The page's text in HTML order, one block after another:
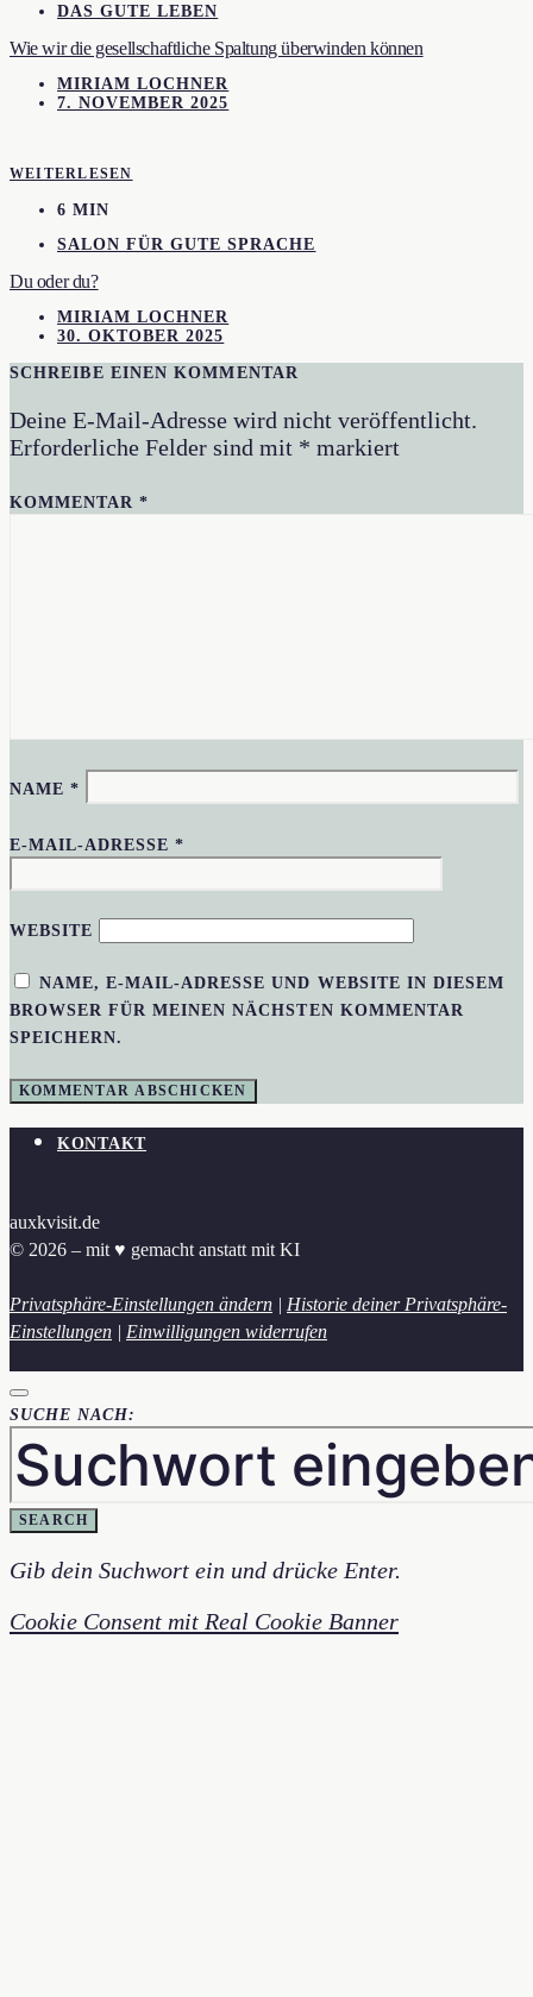
DAS GUTE LEBEN
Wie wir die gesellschaftliche Spaltung überwinden können
MIRIAM LOCHNER
7. NOVEMBER 2025
WEITERLESEN
6 MIN
SALON FÜR GUTE SPRACHE
Du oder du?
MIRIAM LOCHNER
30. OKTOBER 2025
SCHREIBE EINEN KOMMENTAR
Deine E-Mail-Adresse wird nicht veröffentlicht.
Erforderliche Felder sind mit * markiert
KOMMENTAR*
NAME*
E-MAIL-ADRESSE*
WEBSITE
NAME, E-MAIL-ADRESSE UND WEBSITE IN DIESEM
BROWSER FÜR MEINEN NÄCHSTEN KOMMENTAR
SPEICHERN.
KONTAKT
auxkvisit.de
© 2026 – mit ♥︎ gemacht anstatt mit KI
Privatsphäre-Einstellungen ändern | Historie deiner Privatsphäre-
Einstellungen | Einwilligungen widerrufen
SUCHE NACH:
SEARCH
Gib dein Suchwort ein und drücke Enter.
Cookie Consent mit Real Cookie Banner